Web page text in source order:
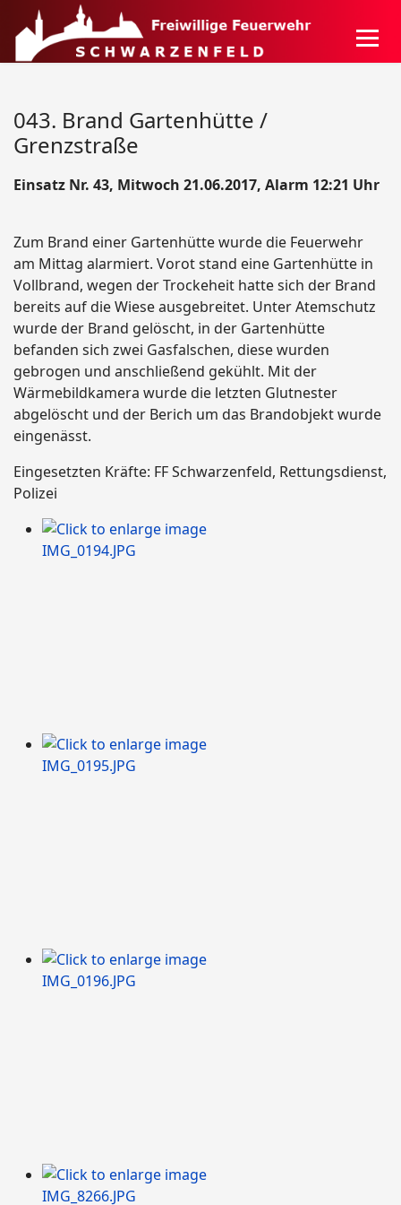
043. Brand Gartenhütte /
Grenzstraße
Einsatz Nr. 43, Mitwoch 21.06.2017, Alarm 12:21 Uhr
Zum Brand einer Gartenhütte wurde die Feuerwehr
am Mittag alarmiert. Vorot stand eine Gartenhütte in
Vollbrand, wegen der Trockeheit hatte sich der Brand
bereits auf die Wiese ausgebreitet. Unter Atemschutz
wurde der Brand gelöscht, in der Gartenhütte
befanden sich zwei Gasfalschen, diese wurden
gebrogen und anschließend gekühlt. Mit der
Wärmebildkamera wurde die letzten Glutnester
abgelöscht und der Berich um das Brandobjekt wurde
eingenässt.
Eingesetzten Kräfte: FF Schwarzenfeld, Rettungsdienst,
Polizei